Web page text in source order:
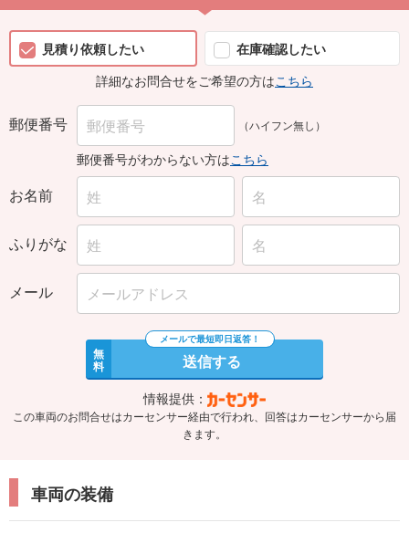
見積り依頼したい
在庫確認したい
詳細なお問合せをご希望の方はこちら
郵便番号 （ハイフン無し）
郵便番号がわからない方はこちら
お名前
ふりがな
メール
無
料 送信する
情報提供：
この車両のお問合せはカーセンサー経由で行われ、回答はカーセンサーから届
きます。
車両の装備